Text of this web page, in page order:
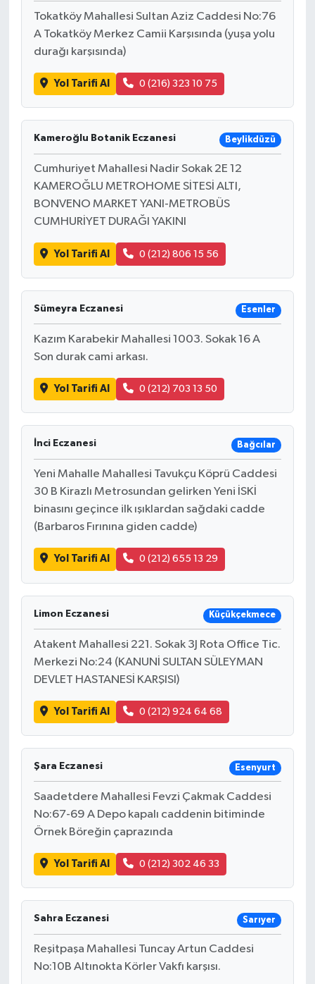
Tokatköy Mahallesi Sultan Aziz Caddesi No:76
A Tokatköy Merkez Camii Karşısında (yuşa yolu
durağı karşısında)
Yol Tarifi Al 0 (216) 323 10 75
Kameroğlu Botanik Eczanesi Beylikdüzü
Cumhuriyet Mahallesi Nadir Sokak 2E 12
KAMEROĞLU METROHOME SİTESİ ALTI,
BONVENO MARKET YANI-METROBÜS
CUMHURİYET DURAĞI YAKINI
Yol Tarifi Al 0 (212) 806 15 56
Sümeyra Eczanesi Esenler
Kazım Karabekir Mahallesi 1003. Sokak 16 A
Son durak cami arkası.
Yol Tarifi Al 0 (212) 703 13 50
İnci Eczanesi Bağcılar
Yeni Mahalle Mahallesi Tavukçu Köprü Caddesi
30 B Kirazlı Metrosundan gelirken Yeni İSKİ
binasını geçince ilk ışıklardan sağdaki cadde
(Barbaros Fırınına giden cadde)
Yol Tarifi Al 0 (212) 655 13 29
Limon Eczanesi Küçükçekmece
Atakent Mahallesi 221. Sokak 3J Rota Office Tic.
Merkezi No:24 (KANUNİ SULTAN SÜLEYMAN
DEVLET HASTANESİ KARŞISI)
Yol Tarifi Al 0 (212) 924 64 68
Şara Eczanesi Esenyurt
Saadetdere Mahallesi Fevzi Çakmak Caddesi
No:67-69 A Depo kapalı caddenin bitiminde
Örnek Böreğin çaprazında
Yol Tarifi Al 0 (212) 302 46 33
Sahra Eczanesi Sarıyer
Reşitpaşa Mahallesi Tuncay Artun Caddesi
No:10B Altınokta Körler Vakfı karşısı.